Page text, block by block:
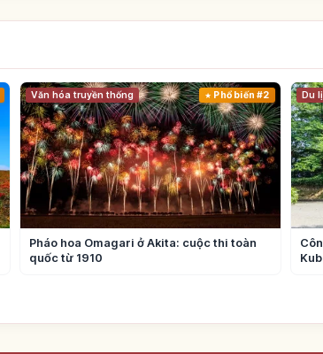
Văn hóa truyền thống Phổ biến #2
Pháo hoa Omagari ở Akita: cuộc thi toàn
quốc từ 1910
Du